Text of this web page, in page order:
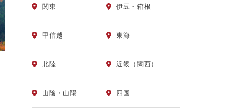
関東 伊豆・箱根
甲信越 東海
北陸 近畿（関西）
山陰・山陽 四国